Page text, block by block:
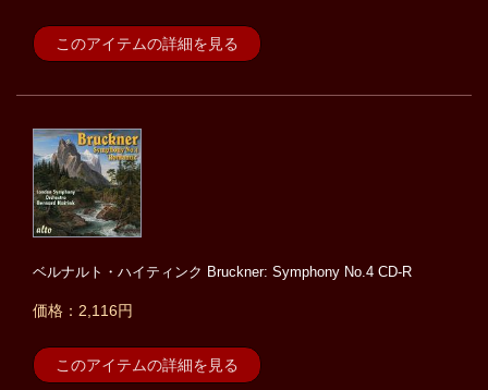
このアイテムの詳細を見る
ベルナルト・ハイティンク Bruckner: Symphony No.4 CD-R
価格：2,116円
このアイテムの詳細を見る